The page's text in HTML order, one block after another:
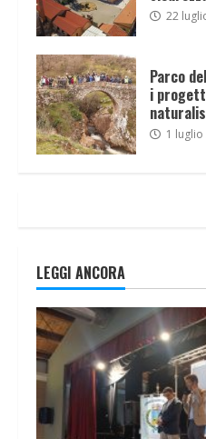
22
Parco
i
1 luglio
LEGGI ANCORA